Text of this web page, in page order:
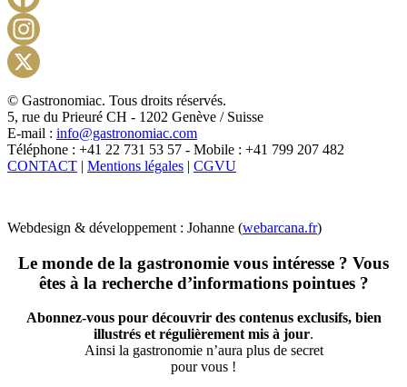
X
© Gastronomiac. Tous droits réservés.
5, rue du Prieuré CH - 1202 Genève / Suisse
E-mail : info@gastronomiac.com
Téléphone : +41 22 731 53 57 - Mobile : +41 799 207 482
CONTACT | Mentions légales | CGVU
Webdesign & développement : Johanne (webarcana.fr)
Le monde de la gastronomie vous intéresse ? Vous
êtes à la recherche d’informations pointues ?
Abonnez-vous pour découvrir des contenus exclusifs, bien
illustrés et régulièrement mis à jour.
Ainsi la gastronomie n’aura plus de secret
pour vous !